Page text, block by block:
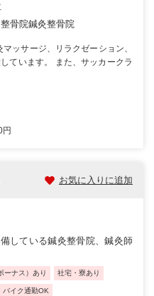
骨院鍼灸整骨院
ッサージ、リラクゼーション、
ています。 また、サッカークラ
お気に入りに追加
している鍼灸整骨院、鍼灸師
ーナス）あり 社宅・寮あり
バイク通勤OK